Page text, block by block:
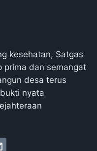
kesehatan, Satgas
prima dan semangat
desa terus
nyata